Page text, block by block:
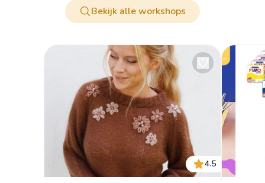
Bekijk alle workshops
4.5